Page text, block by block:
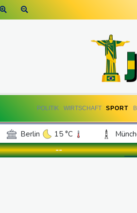
POLITIK WIRTSCHAFT SPORT
Berlin 15 °C
Frankfurt am Main
16 °C
--